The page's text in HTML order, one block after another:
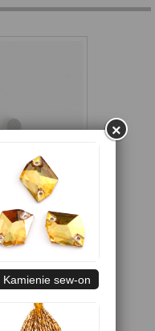
×
Kamienie sew-on